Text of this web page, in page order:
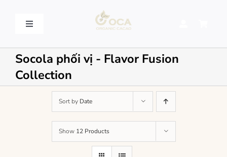
Toggle
VỀ OCA – OCA STORY
QUY TRÌNH SẢN XUẤT – PROCESSING
LIÊN HỆ – CONTACT US
Socola phối vị - Flavor Fusion
Collection
Sort by Date
Show 12 Products